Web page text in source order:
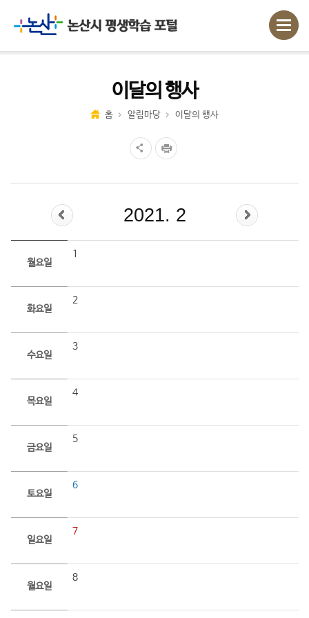
이달의 행사
홈 알림마당 이달의 행사
2021. 2
월요일
1
화요일
2
수요일
3
목요일
4
금요일
5
토요일
6
일요일
7
월요일
8